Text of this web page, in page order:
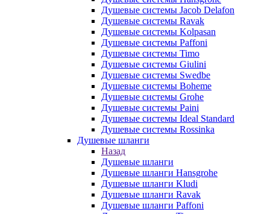
Душевые системы Jacob Delafon
Душевые системы Ravak
Душевые системы Kolpasan
Душевые системы Paffoni
Душевые системы Timo
Душевые системы Giulini
Душевые системы Swedbe
Душевые системы Boheme
Душевые системы Grohe
Душевые системы Paini
Душевые системы Ideal Standard
Душевые системы Rossinka
Душевые шланги
Назад
Душевые шланги
Душевые шланги Hansgrohe
Душевые шланги Kludi
Душевые шланги Ravak
Душевые шланги Paffoni